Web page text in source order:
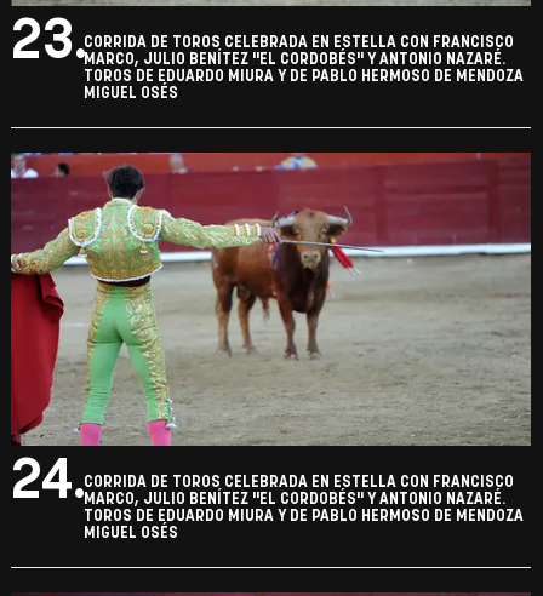
23.CORRIDA DE TOROS CELEBRADA EN ESTELLA CON FRANCISCO
MARCO, JULIO BENÍTEZ "EL CORDOBÉS" Y ANTONIO NAZARÉ.
TOROS DE EDUARDO MIURA Y DE PABLO HERMOSO DE MENDOZA
MIGUEL OSÉS
24.CORRIDA DE TOROS CELEBRADA EN ESTELLA CON FRANCISCO
MARCO, JULIO BENÍTEZ "EL CORDOBÉS" Y ANTONIO NAZARÉ.
TOROS DE EDUARDO MIURA Y DE PABLO HERMOSO DE MENDOZA
MIGUEL OSÉS